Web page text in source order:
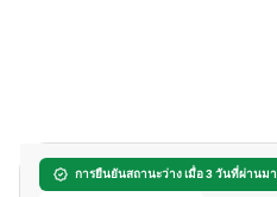
การยืนยันสถานะว่าง เมื่อ 3 วันที่ผ่านมา
333 ริเวอร์ไซด์